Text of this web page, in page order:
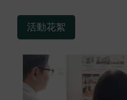
活動花絮